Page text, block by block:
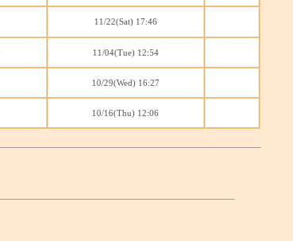
11/22(Sat) 17:46
11/04(Tue) 12:54
10/29(Wed) 16:27
10/16(Thu) 12:06